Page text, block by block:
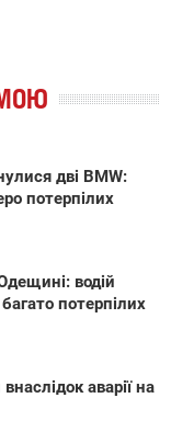
дві BMW:
потерпілих
водій
потерпілих
аварії на